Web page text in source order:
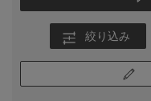
絞り込み